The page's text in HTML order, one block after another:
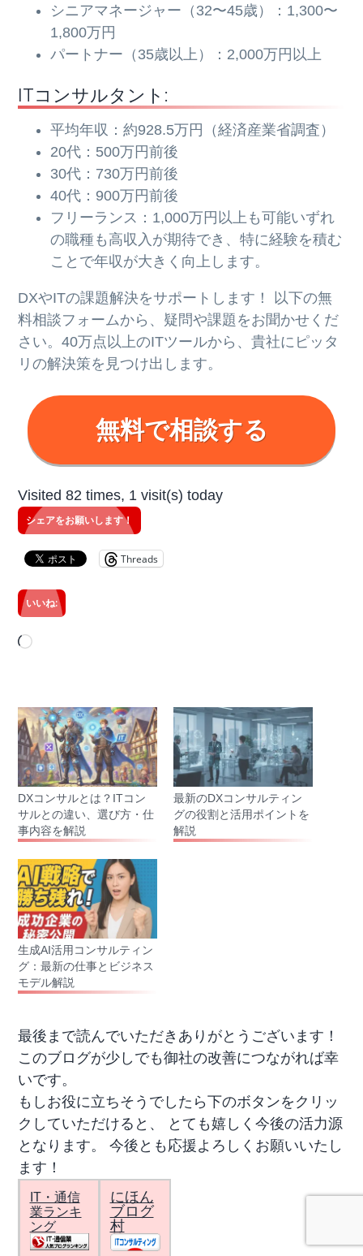
シニアマネージャー（32〜45歳）：1,300〜
1,800万円
パートナー（35歳以上）：2,000万円以上
ITコンサルタント:
平均年収：約928.5万円（経済産業省調査）
20代：500万円前後
30代：730万円前後
40代：900万円前後
フリーランス：1,000万円以上も可能いずれ
の職種も高収入が期待でき、特に経験を積む
ことで年収が大きく向上します。
DXやITの課題解決をサポートします！ 以下の無
料相談フォームから、疑問や課題をお聞かせくだ
さい。40万点以上のITツールから、貴社にピッタ
リの解決策を見つけ出します。
無料で相談する
Visited 82 times, 1 visit(s) today
シェアをお願いします！
Threads
いいね:
読
み
中…
DXコンサルとは？ITコン
サルとの違い、選び方・仕
事内容を解説
最新のDXコンサルティン
グの役割と活用ポイントを
解説
生成AI活用コンサルティン
グ：最新の仕事とビジネス
モデル解説
最後まで読んでいただきありがとうございます！
このブログが少しでも御社の改善につながれば幸
いです。
もしお役に立ちそうでしたら下のボタンをクリッ
クしていただけると、 とても嬉しく今後の活力源
となります。 今後とも応援よろしくお願いいたし
ます！
IT・通信
業ランキ
ング
にほん
ブログ
村